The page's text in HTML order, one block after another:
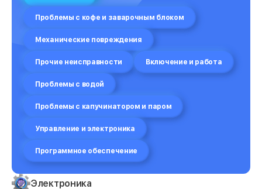
Проблемы с кофе и заварочным блоком
Механические повреждения
Прочие неисправности Включение и работа
Проблемы с водой
Проблемы с капучинатором и паром
Управление и электроника
Программное обеспечение
Электроника